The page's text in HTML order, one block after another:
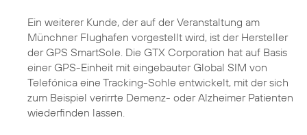
Ein weiterer Kunde, der auf der Veranstaltung am
Münchner Flughafen vorgestellt wird, ist der Hersteller
der GPS SmartSole. Die GTX Corporation hat auf Basis
einer GPS-Einheit mit eingebauter Global SIM von
Telefónica eine Tracking-Sohle entwickelt, mit der sich
zum Beispiel verirrte Demenz- oder Alzheimer Patienten
wiederfinden lassen.